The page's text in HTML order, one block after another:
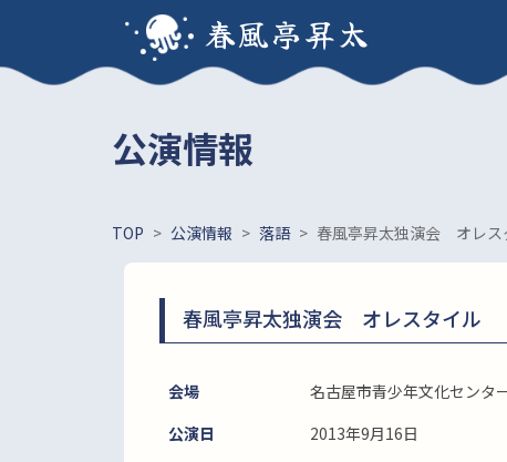
春風亭昇太
公演情報
TOP > 公演情報 > 落語 > 春風亭昇太独演会 オレス
春風亭昇太独演会 オレスタイル
会場
名古屋市青少年文化セン
公演日
2013年9月16日